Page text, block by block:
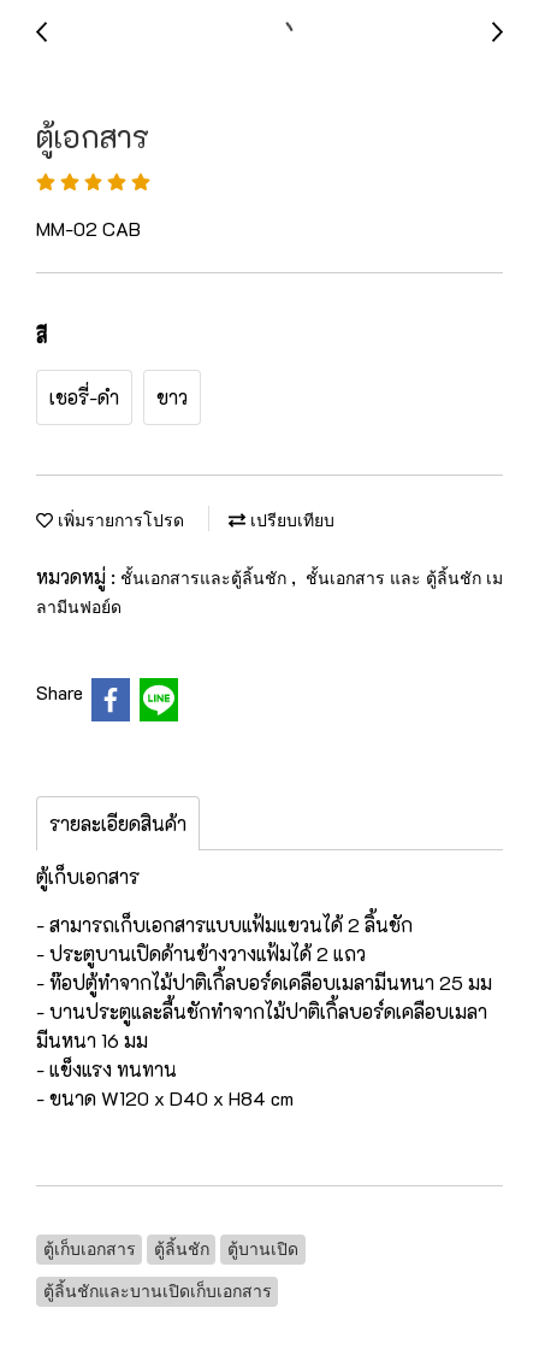
ตู้เอกสาร
MM-02 CAB
สี
เชอรี่-ดำ ขาว
เพิ่มรายการโปรด เปรียบเทียบ
หมวดหมู่ : ชั้นเอกสารและตู้ลิ้นชัก , ชั้นเอกสาร และ ตู้ลิ้นชัก เม
ลามีนฟอย์ด
Share
รายละเอียดสินค้า
ตู้เก็บเอกสาร
- สามารถเก็บเอกสารแบบแฟ้มแขวนได้ 2 ลิ้นชัก
- ประตูบานเปิดด้านข้างวางแฟ้มได้ 2 แถว
- ท๊อปตู้ทำจากไม้ปาติเกิ้ลบอร์ดเคลือบเมลามีนหนา 25 มม
- บานประตูและลื้นชักทำจากไม้ปาติเกิ้ลบอร์ดเคลือบเมลา
มีนหนา 16 มม
- แข็งแรง ทนทาน
- ขนาด W120 x D40 x H84 cm
ตู้เก็บเอกสาร ตู้ลิ้นชัก
ตู้บานเปิด
ตู้ลิ้นชักและบานเปิดเก็บเอกสาร